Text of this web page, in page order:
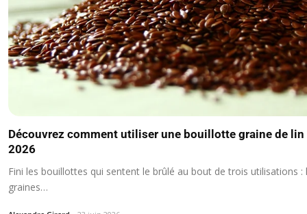
Découvrez comment utiliser une bouillotte graine de
2026
Fini les bouillottes qui sentent le brûlé au bout de trois utilisations
graines…